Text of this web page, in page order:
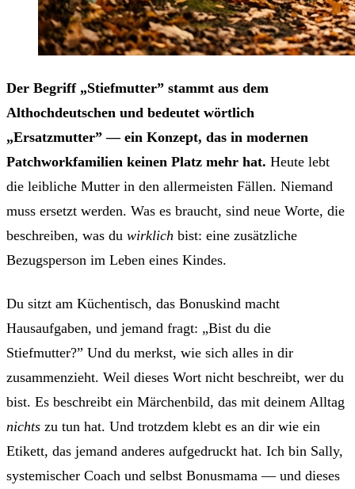
Der Begriff „Stiefmutter” stammt aus dem
Althochdeutschen und bedeutet wörtlich
„Ersatzmutter” — ein Konzept, das in modernen
Patchworkfamilien keinen Platz mehr hat. Heute lebt
die leibliche Mutter in den allermeisten Fällen. Niemand
muss ersetzt werden. Was es braucht, sind neue Worte, die
beschreiben, was du wirklich bist: eine zusätzliche
Bezugsperson im Leben eines Kindes.
Du sitzt am Küchentisch, das Bonuskind macht
Hausaufgaben, und jemand fragt: „Bist du die
Stiefmutter?” Und du merkst, wie sich alles in dir
zusammenzieht. Weil dieses Wort nicht beschreibt, wer du
bist. Es beschreibt ein Märchenbild, das mit deinem Alltag
nichts zu tun hat. Und trotzdem klebt es an dir wie ein
Etikett, das jemand anderes aufgedruckt hat. Ich bin Sally,
systemischer Coach und selbst Bonusmama — und dieses